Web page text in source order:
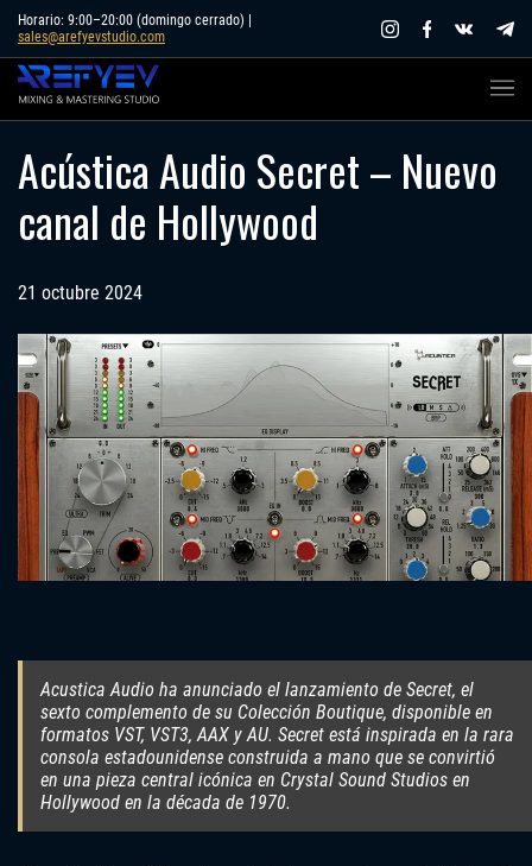
Skip
content
Horario: 9:00–20:00 (domingo cerrado) |
sales@arefyevstudio.com
Acústica Audio Secret – Nuevo
canal de Hollywood
21 octubre 2024
Acustica Audio ha anunciado el lanzamiento de Secret, el
sexto complemento de su Colección Boutique, disponible en
formatos VST, VST3, AAX y AU. Secret está inspirada en la rara
consola estadounidense construida a mano que se convirtió
en una pieza central icónica en Crystal Sound Studios en
Hollywood en la década de 1970.